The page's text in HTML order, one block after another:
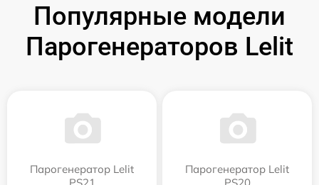
Популярные модели
Парогенераторов Lelit
Парогенератор Lelit
Парогенератор Lelit